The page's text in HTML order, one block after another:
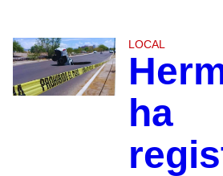
LOCAL
ha